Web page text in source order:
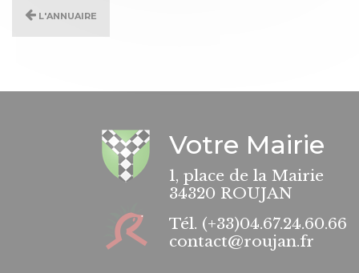
L'annuaire
Votre Mairie
1, place de la Mairie
34320 ROUJAN
Tél. (+33)04.67.24.60.66
contact@roujan.fr